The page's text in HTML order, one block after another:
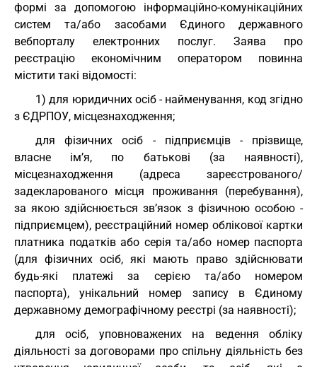
формі за допомогою інформаційно-комунікаційних
систем та/або засобами Єдиного державного
вебпорталу електронних послуг. Заява про
реєстрацію економічним оператором повинна
містити такі відомості:
1) для юридичних осіб - найменування, код згідно
з ЄДРПОУ, місцезнаходження;
для фізичних осіб - підприємців - прізвище,
власне ім’я, по батькові (за наявності),
місцезнаходження (адреса зареєстрованого/
задекларованого місця проживання (перебування),
за якою здійснюється зв’язок з фізичною особою -
підприємцем), реєстраційний номер облікової картки
платника податків або серія та/або номер паспорта
(для фізичних осіб, які мають право здійснювати
будь-які платежі за серією та/або номером
паспорта), унікальний номер запису в Єдиному
державному демографічному реєстрі (за наявності);
для осіб, уповноважених на ведення обліку
діяльності за договорами про спільну діяльність без